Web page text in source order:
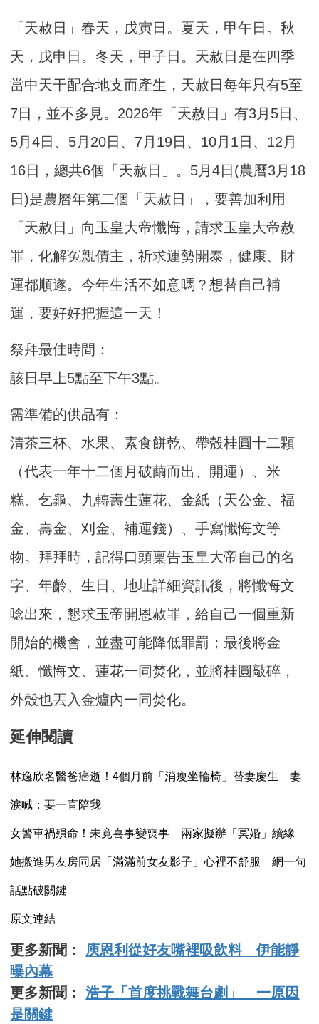
「天赦日」春天，戊寅日。夏天，甲午日。秋
天，戊申日。冬天，甲子日。天赦日是在四季
當中天干配合地支而產生，天赦日每年只有5至
7日，並不多見。2026年「天赦日」有3月5日、
5月4日、5月20日、7月19日、10月1日、12月
16日，總共6個「天赦日」。5月4日(農曆3月18
日)是農曆年第二個「天赦日」，要善加利用
「天赦日」向玉皇大帝懺悔，請求玉皇大帝赦
罪，化解冤親債主，祈求運勢開泰，健康、財
運都順遂。今年生活不如意嗎？想替自己補
運，要好好把握這一天！
祭拜最佳時間：
該日早上5點至下午3點。
需準備的供品有：
清茶三杯、水果、素食餅乾、帶殼桂圓十二顆
（代表一年十二個月破繭而出、開運）、米
糕、乞龜、九轉壽生蓮花、金紙（天公金、福
金、壽金、刈金、補運錢）、手寫懺悔文等
物。拜拜時，記得口頭稟告玉皇大帝自己的名
字、年齡、生日、地址詳細資訊後，將懺悔文
唸出來，懇求玉帝開恩赦罪，給自己一個重新
開始的機會，並盡可能降低罪罰；最後將金
紙、懺悔文、蓮花一同焚化，並將桂圓敲碎，
外殼也丟入金爐內一同焚化。
延伸閱讀
林逸欣名醫爸癌逝！4個月前「消瘦坐輪椅」替妻慶生 妻
淚喊：要一直陪我
女警車禍殞命！未竟喜事變喪事 兩家擬辦「冥婚」續緣
她搬進男友房同居「滿滿前女友影子」心裡不舒服 網一句
話點破關鍵
原文連結
更多新聞： 庾恩利從好友嘴裡吸飲料 伊能靜
曝內幕
更多新聞：浩子「首度挑戰舞台劇」 一原因
是關鍵